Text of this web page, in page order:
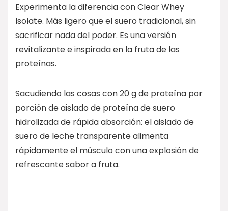
Experimenta la diferencia con Clear Whey
Isolate. Más ligero que el suero tradicional, sin
sacrificar nada del poder. Es una versión
revitalizante e inspirada en la fruta de las
proteínas.
Sacudiendo las cosas con 20 g de proteína por
porción de aislado de proteína de suero
hidrolizada de rápida absorción: el aislado de
suero de leche transparente alimenta
rápidamente el músculo con una explosión de
refrescante sabor a fruta.